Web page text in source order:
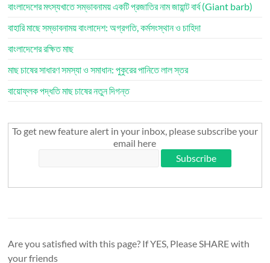
বাংলাদেশের মৎস্যখাতে সম্ভাবনাময় একটি প্রজাতির নাম জায়ান্ট বার্ব (Giant barb)
বাহারি মাছে সম্ভাবনাময় বাংলাদেশ: অগ্রগতি, কর্মসংস্থান ও চাহিদা
বাংলাদেশের রক্ষিত মাছ
মাছ চাষের সাধারণ সমস্যা ও সমাধান: পুকুরের পানিতে লাল স্তর
বায়োফ্লক পদ্ধতি মাছ চাষের নতুন দিগন্ত
To get new feature alert in your inbox, please subscribe your
email here
Are you satisfied with this page? If YES, Please SHARE with
your friends